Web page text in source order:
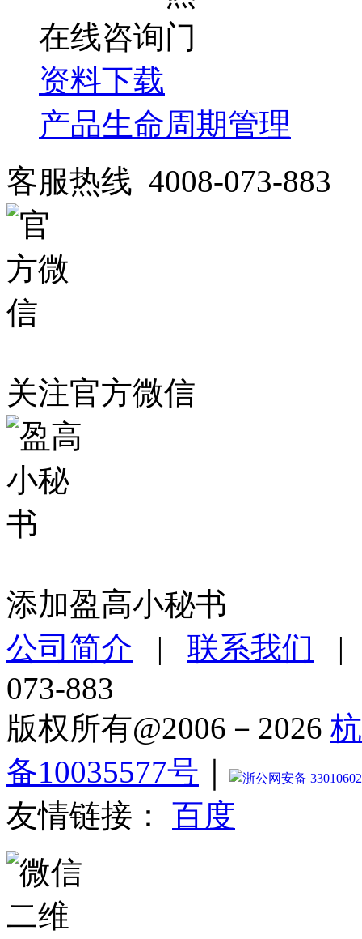
在线咨询
资料下载
产品生命周期管理
客服热线 4008-073-883
关注官方微信
添加盈高小秘书
公司简介 | 联系我们
073-883
版权所有@2006－2026
备10035577号
浙公网安备
友情链接： 百度